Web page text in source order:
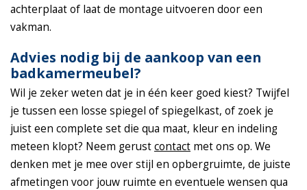
achterplaat of laat de montage uitvoeren door een
vakman.
Advies nodig bij de aankoop van een
badkamermeubel?
Wil je zeker weten dat je in één keer goed kiest? Twijfel
je tussen een losse spiegel of spiegelkast, of zoek je
juist een complete set die qua maat, kleur en indeling
meteen klopt? Neem gerustcontact met ons op. We
denken met je mee over stijl en opbergruimte, de juiste
afmetingen voor jouw ruimte en eventuele wensen qua